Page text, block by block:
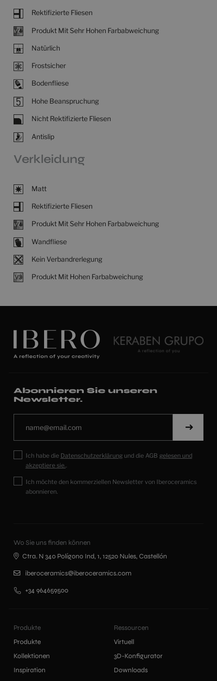
Rektifizierte Fliesen
Produkt Mit Sehr Hohen Farbabweichung
Natürlich
Frostsicher
Bodenfliese
Hohe Beanspruchung
Nicht Rektifizierte Fliesen
Antislip
Verkleidung
Matt
Rektifizierte Fliesen
Produkt Mit Sehr Hohen Farbabweichung
Wandfliese
Kein Verbandrerlegung
Produkt Mit Hohen Farbabweichung
Abonnieren Sie unseren
Newsletter.
Ich habe die Datenschutzerklärungund die AGB gelesen und
akzeptiere sie..
Ich möchte den kommerziellen Newsletter von Iberoceramics
abonnieren.
Produkte
Produkte
Kollektionen
Inspiration
Ressourcen
Virtuell
3D-Konfigurator
Downloads
Wo Sie uns finden können
Ctra. N 340 Polígono Ind, 1, 12520 Nules, Castellón
iberoceramics@iberoceramics.com
+34 964659500